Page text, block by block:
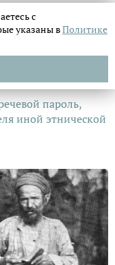
пароль,
иной этнической
с
указаны вПолитике